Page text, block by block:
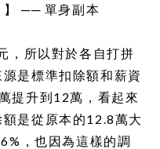
】 ── 單身副本
，所以對於各自打拼
是標準扣除額和薪資
提升到12萬，看起來
是從原本的12.8萬大
，也因為這樣的調